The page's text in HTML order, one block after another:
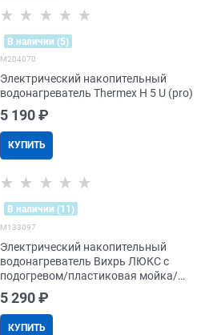
В наличии (5)
M204070
Электрический накопительный
водонагреватель Thermex H 5 U (pro)
5 190 ₽
КУПИТЬ
В наличии (11)
M133097
Электрический накопительный
водонагреватель Вихрь ЛЮКС с
подогревом/пластиковая мойка/
цвет белый
5 290 ₽
КУПИТЬ